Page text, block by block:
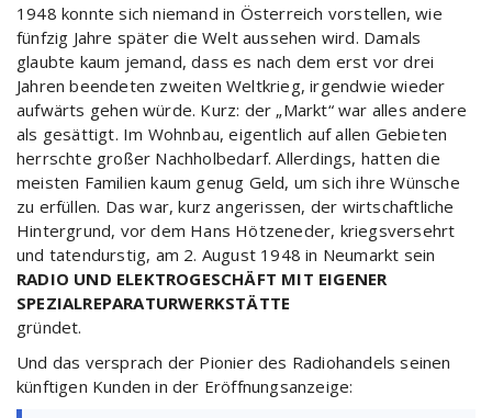
1948 konnte sich niemand in Österreich vorstellen, wie
fünfzig Jahre später die Welt aussehen wird. Damals
glaubte kaum jemand, dass es nach dem erst vor drei
Jahren beendeten zweiten Weltkrieg, irgendwie wieder
aufwärts gehen würde. Kurz: der „Markt“ war alles andere
als gesättigt. Im Wohnbau, eigentlich auf allen Gebieten
herrschte großer Nachholbedarf. Allerdings, hatten die
meisten Familien kaum genug Geld, um sich ihre Wünsche
zu erfüllen. Das war, kurz angerissen, der wirtschaftliche
Hintergrund, vor dem Hans Hötzeneder, kriegsversehrt
und tatendurstig, am 2. August 1948 in Neumarkt sein
RADIO UND ELEKTROGESCHÄFT MIT EIGENER
SPEZIALREPARATURWERKSTÄTTE
gründet.
Und das versprach der Pionier des Radiohandels seinen
künftigen Kunden in der Eröffnungsanzeige: